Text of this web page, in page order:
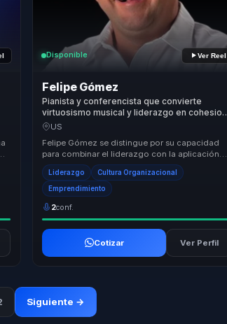
Disponible Ver Reel
Felipe Gómez
Pianista y conferencista que convierte
virtuosismo musical y liderazgo en cohesion
y alto desempeno para lideres y equipos.
US
Felipe Gómez se distingue por su capacidad
para combinar el liderazgo con la aplicación
práctica de metodologías innovadoras que
transfor...
Liderazgo Cultura Organizacional
Emprendimiento
2conf.
Cotizar Ver Perfil
Siguiente →